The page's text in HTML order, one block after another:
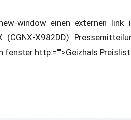
window einen externen link
(CGNX-X982DD)
fenster http:="">Geizhals